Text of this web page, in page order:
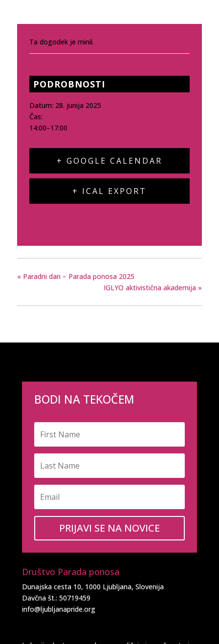
Ta dogodek je minil.
PODROBNOSTI
Datum: 28. junija 2025
Čas:
14:00–17:00
+ GOOGLE CALENDAR
+ ICAL EXPORT
« Paradni dan – Parada ponosa 2025
IGLYO aktivistična akademija »
BODI NA TEKOČEM
PRIJAVI SE NA NOVICE
Društvo Parada ponosa
Dunajska cesta 10, 1000 Ljubljana, Slovenija
Davčna št.: 50719459
info@ljubljanapride.org